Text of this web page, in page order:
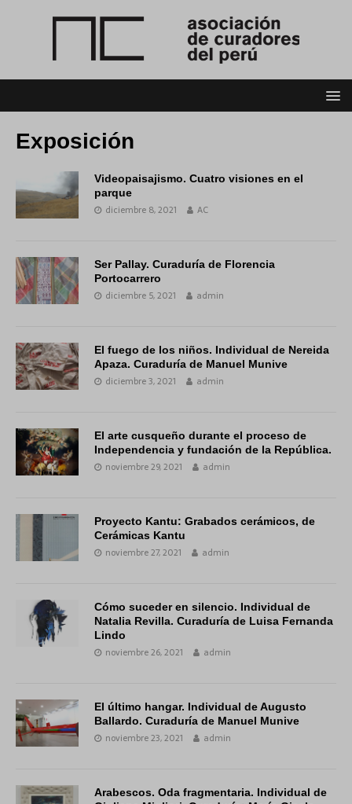
Exposición
Videopaisajismo. Cuatro visiones en el
parque
diciembre 8, 2021 AC
Ser Pallay. Curaduría de Florencia
Portocarrero
diciembre 5, 2021 admin
El fuego de los niños. Individual de Nereida
Apaza. Curaduría de Manuel Munive
diciembre 3, 2021 admin
El arte cusqueño durante el proceso de
Independencia y fundación de la República.
noviembre 29, 2021 admin
Proyecto Kantu: Grabados cerámicos, de
Cerámicas Kantu
noviembre 27, 2021 admin
Cómo suceder en silencio. Individual de
Natalia Revilla. Curaduría de Luisa Fernanda
Lindo
noviembre 26, 2021 admin
El último hangar. Individual de Augusto
Ballardo. Curaduría de Manuel Munive
noviembre 23, 2021 admin
Arabescos. Oda fragmentaria. Individual de